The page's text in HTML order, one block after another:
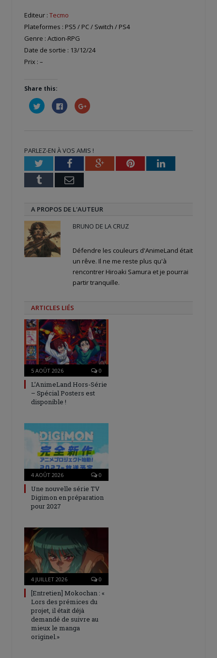
Editeur : Tecmo
Plateformes : PS5 / PC / Switch / PS4
Genre : Action-RPG
Date de sortie : 13/12/24
Prix : –
Share this:
Cliquez
pour
partager
fenêtre)
Cliquez
pour
partager
fenêtre)
Cliquez
pour
nouvelle
fenêtre)
PARLEZ-EN À VOS AMIS !
TwitterFacebookGoogle+PinterestLinkedIn
Tumblr Email
A PROPOS DE L'AUTEUR
BRUNO DE LA CRUZ
Défendre les couleurs d'AnimeLand était
un rêve. Il ne me reste plus qu'à
rencontrer Hiroaki Samura et je pourrai
partir tranquille.
ARTICLES LIÉS
5 AOÛT 2026 0
L’AnimeLand Hors-Série
– Spécial Posters est
disponible !
4 AOÛT 2026 0
Une nouvelle série TV
Digimon en préparation
pour 2027
4 JUILLET 2026 0
[Entretien] Mokochan : «
Lors des prémices du
projet, il était déjà
demandé de suivre au
mieux le manga
originel.»